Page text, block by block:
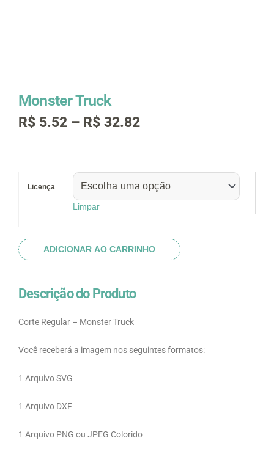
Monster Truck
R$ 5.52 – R$ 32.82Faixa
através
R$ 32.82
Licença
Limpar
quantidade
ADICIONAR AO CARRINHO
Descrição do Produto
Corte Regular – Monster Truck
Você receberá a imagem nos seguintes formatos:
1 Arquivo SVG
1 Arquivo DXF
1 Arquivo PNG ou JPEG Colorido